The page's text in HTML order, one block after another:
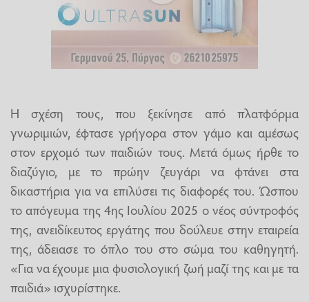
Η σχέση τους, που ξεκίνησε από πλατφόρμα
γνωριμιών, έφτασε γρήγορα στον γάμο και αμέσως
στον ερχομό των παιδιών τους. Μετά όμως ήρθε το
διαζύγιο, με το πρώην ζευγάρι να φτάνει στα
δικαστήρια για να επιλύσει τις διαφορές του. Ώσπου
το απόγευμα της 4ης Ιουλίου 2025 ο νέος σύντροφός
της, ανειδίκευτος εργάτης που δούλευε στην εταιρεία
της, άδειασε το όπλο του στο σώμα του καθηγητή.
«Για να έχουμε μια φυσιολογική ζωή μαζί της και με τα
παιδιά» ισχυρίστηκε.